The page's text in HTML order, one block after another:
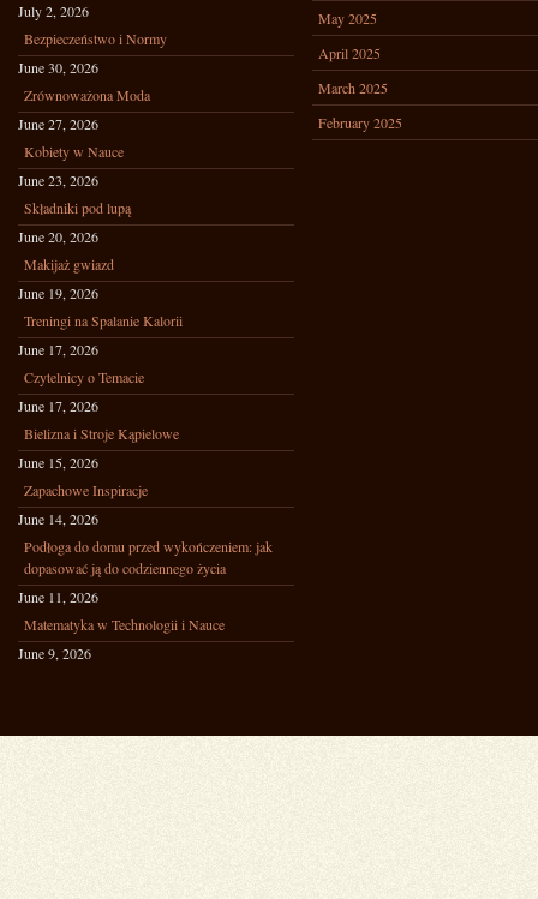
July 2, 2026
Bezpieczeństwo i Normy
June 30, 2026
Zrównoważona Moda
June 27, 2026
Kobiety w Nauce
June 23, 2026
Składniki pod lupą
June 20, 2026
Makijaż gwiazd
June 19, 2026
Treningi na Spalanie Kalorii
June 17, 2026
Czytelnicy o Temacie
June 17, 2026
Bielizna i Stroje Kąpielowe
June 15, 2026
Zapachowe Inspiracje
June 14, 2026
Podłoga do domu przed wykończeniem: jak
dopasować ją do codziennego życia
June 11, 2026
Matematyka w Technologii i Nauce
June 9, 2026
May 2025
April 2025
March 2025
February 2025